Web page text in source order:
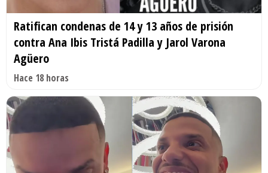
Ratifican condenas de 14 y 13 años de prisión
contra Ana Ibis Tristá Padilla y Jarol Varona
Agüero
Hace 18 horas